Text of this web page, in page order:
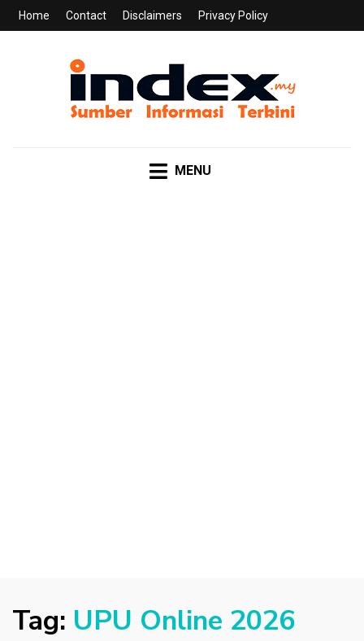
Home Contact Disclaimers Privacy Policy
MENU
Tag: UPU Online 2026